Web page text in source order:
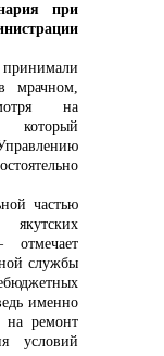
при
мрачном,
на
который
частью
отмечает
службы
именно
на ремонт
условий